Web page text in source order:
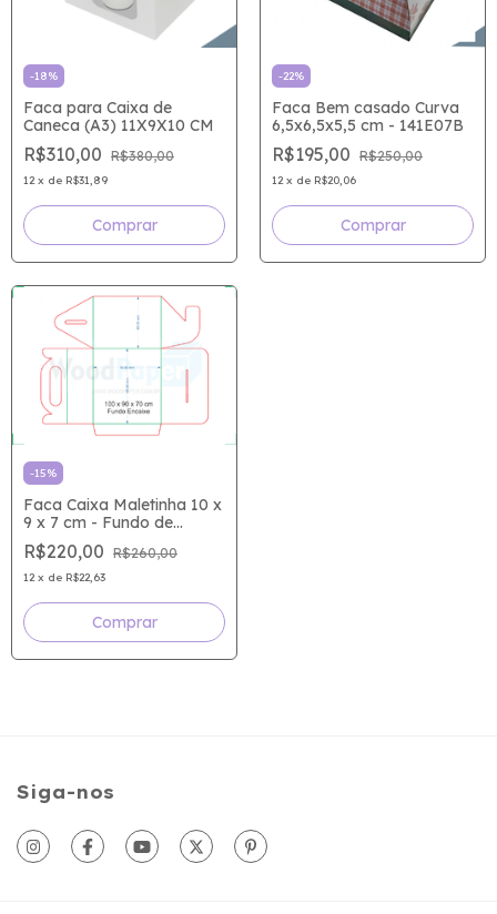
-18%
Faca para Caixa de
Caneca (A3) 11X9X10 CM
R$310,00 R$380,00
12 x de R$31,89
-22%
Faca Bem casado Curva
6,5x6,5x5,5 cm - 141E07B
R$195,00 R$250,00
12 x de R$20,06
-15%
Faca Caixa Maletinha 10 x
9 x 7 cm - Fundo de
Encaixe (MEIA FACA)-
(A4)
R$220,00 R$260,00
12 x de R$22,63
Siga-nos